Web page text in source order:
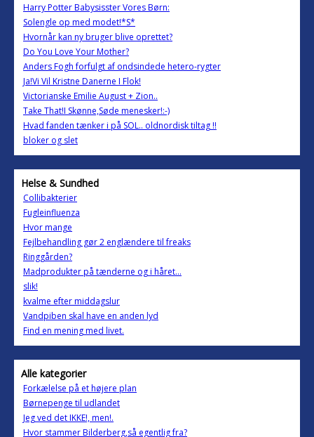
Harry Potter Babysisster Vores Børn:
Solengle op med modet!*S*
Hvornår kan ny bruger blive oprettet?
Do You Love Your Mother?
Anders Fogh forfulgt af ondsindede hetero-rygter
Ja!Vi Vil Kristne Danerne I Flok!
Victorianske Emilie August + Zion..
Take That!I Skønne,Søde menesker!:-)
Hvad fanden tænker i på SOL.. oldnordisk tiltag !!
bloker og slet
Helse & Sundhed
Collibakterier
Fugleinfluenza
Hvor mange
Fejlbehandling gør 2 englændere til freaks
Ringgården?
Madprodukter på tænderne og i håret...
slik!
kvalme efter middagslur
Vandpiben skal have en anden lyd
Find en mening med livet.
Alle kategorier
Forkælelse på et højere plan
Børnepenge til udlandet
Jeg ved det IKKE!, men!.
Hvor stammer Bilderberg,så egentlig fra?